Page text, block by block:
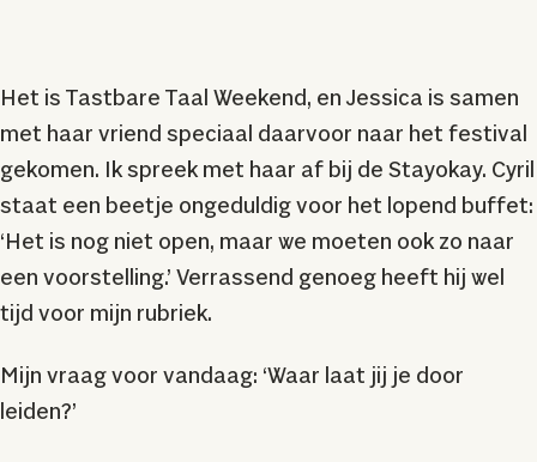
Het is Tastbare Taal Weekend, en Jessica is samen
met haar vriend speciaal daarvoor naar het festival
gekomen. Ik spreek met haar af bij de Stayokay. Cyril
staat een beetje ongeduldig voor het lopend buffet:
‘Het is nog niet open, maar we moeten ook zo naar
een voorstelling.’ Verrassend genoeg heeft hij wel
tijd voor mijn rubriek.
Mijn vraag voor vandaag: ‘Waar laat jij je door
leiden?’